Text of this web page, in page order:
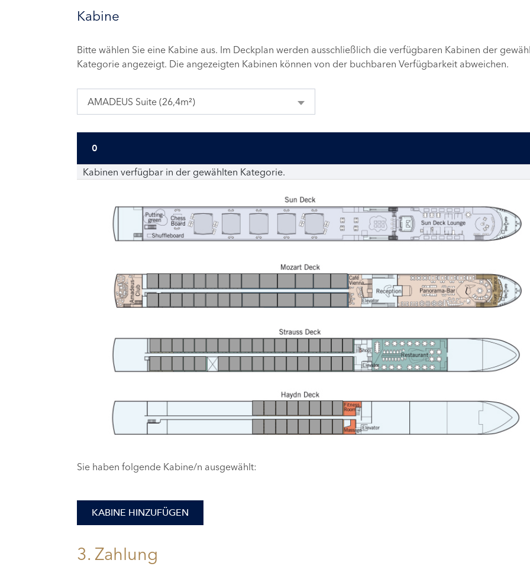
Kabine
Bitte wählen Sie eine Kabine aus. Im Deckplan werden ausschließlich die verfügbaren Kabinen der
Kategorie angezeigt. Die angezeigten Kabinen können von der buchbaren Verfügbarkeit abweichen.
AMADEUS Suite (26,4m²)
0
Kabinen verfügbar in der gewählten Kategorie.
Sie haben folgende Kabine/n ausgewählt:
KABINE HINZUFÜGEN
3. Zahlung